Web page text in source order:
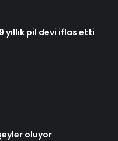
yıllık pil devi iflas etti
oluyor